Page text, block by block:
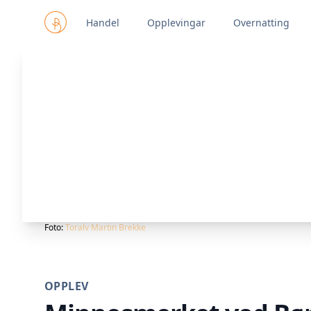
Handel Opplevingar Overnatting
Foto:Toralv Martin Brekke
OPPLEV